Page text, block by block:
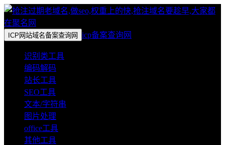
ICP网站域名备案查询网 icp备案查询网
识别类工具
编码解码
站长工具
SEO工具
文本/字符串
图片处理
office工具
其他工具